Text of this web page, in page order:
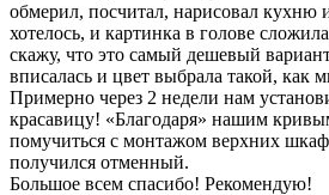
обмерил, посчитал, нарисовал кухню
хотелось, и картинка в голове
скажу, что это самый дешевый
вписалась и цвет выбрала такой, как
Примерно через 2 недели нам
красавицу! «Благодаря» нашим
помучиться с монтажом верхних
получился отменный.
Большое всем спасибо! Рекомендую!